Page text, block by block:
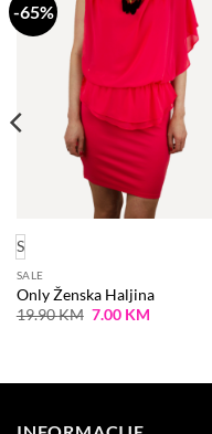
-65%
listu
S
SALE
Only Ženska Haljina
19.90KM Original
7.00 KMCurrent